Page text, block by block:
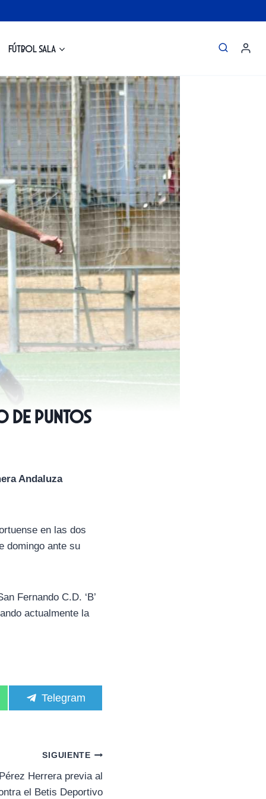
Fútbol Sala
de puntos
Andaluza
en las dos
domingo ante su
Fernando C.D. ‘B’
actualmente la
C
o
r
t
i
r
e
Telegram
SIGUIENTE
Herrera previa al
el Betis Deportivo